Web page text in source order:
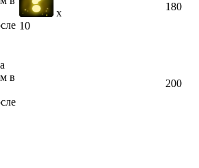
x
10
180
в
200